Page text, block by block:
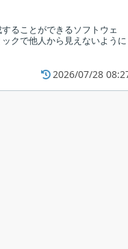
ることができるソフトウェ
クで他人から見えないように
2026/07/28